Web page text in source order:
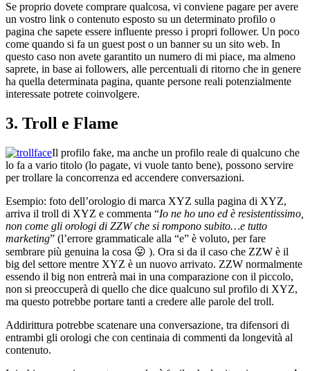
Se proprio dovete comprare qualcosa, vi conviene pagare per avere
un vostro link o contenuto esposto su un determinato profilo o
pagina che sapete essere influente presso i propri follower. Un poco
come quando si fa un guest post o un banner su un sito web. In
questo caso non avete garantito un numero di mi piace, ma almeno
saprete, in base ai followers, alle percentuali di ritorno che in genere
ha quella determinata pagina, quante persone reali potenzialmente
interessate potrete coinvolgere.
3. Troll e Flame
Il profilo fake, ma anche un profilo reale di qualcuno che
lo fa a vario titolo (lo pagate, vi vuole tanto bene), possono servire
per trollare la concorrenza ed accendere conversazioni.
Esempio: foto dell’orologio di marca XYZ sulla pagina di XYZ,
arriva il troll di XYZ e commenta “Io ne ho uno ed è resistentissimo,
non come gli orologi di ZZW che si rompono subito…e tutto
marketing” (l’errore grammaticale alla “e” è voluto, per fare
sembrare più genuina la cosa 😛 ). Ora si da il caso che ZZW è il
big del settore mentre XYZ è un nuovo arrivato. ZZW normalmente
essendo il big non entrerà mai in una comparazione con il piccolo,
non si preoccuperà di quello che dice qualcuno sul profilo di XYZ,
ma questo potrebbe portare tanti a credere alle parole del troll.
Addirittura potrebbe scatenare una conversazione, tra difensori di
entrambi gli orologi che con centinaia di commenti da longevità al
contenuto.